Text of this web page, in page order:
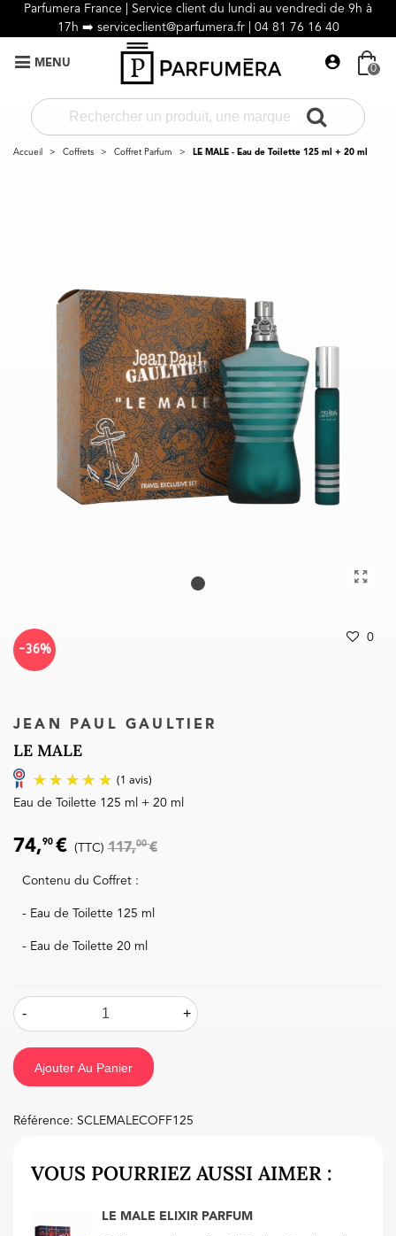
Parfumera France | Service client du lundi au vendredi de 9h à
17h ➡️ serviceclient@parfumera.fr | 04 81 76 16 40
MENU 0
Accueil > Coffrets > Coffret Parfum > LE MALE - Eau de Toilette 125 ml + 20 ml
-36%
0
JEAN PAUL GAULTIER
LE MALE
(1 avis)
Eau de Toilette 125 ml + 20 ml
74, 90 € (TTC) 117,00€
Contenu du Coffret :
- Eau de Toilette 125 ml
- Eau de Toilette 20 ml
- +
Ajouter Au Panier
Référence: SCLEMALECOFF125
VOUS POURRIEZ AUSSI AIMER :
LE MALE ELIXIR PARFUM